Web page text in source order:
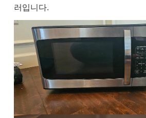
러입니다.